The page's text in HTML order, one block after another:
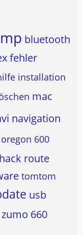
bluetooth
fehler
installation
mac
navigation
oregon 600
route
tomtom
usb
zumo 660